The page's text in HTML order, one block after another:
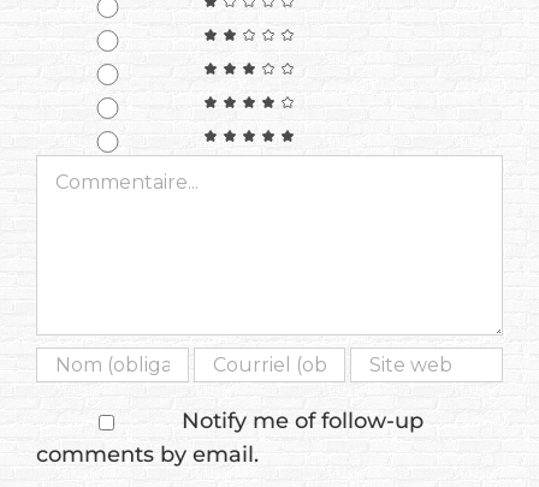
Commentaire
Notify me of follow-up
comments by email.